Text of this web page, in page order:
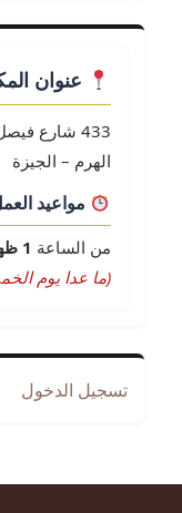
عنوان
433 شارع
الهرم – الجيزة
مواعيد
من الساعة 1 ظهرًا
(ما عدا يوم
تسجيل الدخول